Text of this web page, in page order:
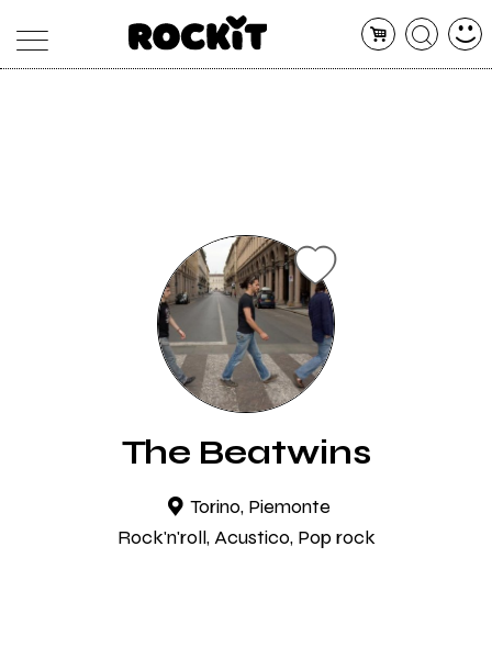
The Beatwins
Torino, Piemonte
Rock'n'roll, Acustico, Pop rock